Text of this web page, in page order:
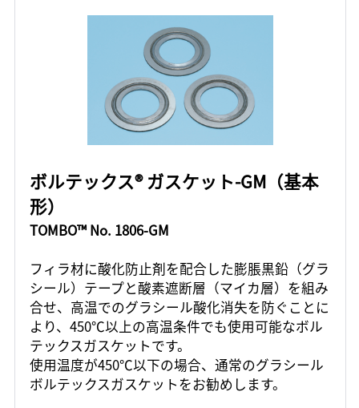
ボルテックス® ガスケット-GM（基本
形）
TOMBO™ No. 1806-GM
フィラ材に酸化防止剤を配合した膨脹黒鉛（グラ
シール）テープと酸素遮断層（マイカ層）を組み
合せ、高温でのグラシール酸化消失を防ぐことに
より、450℃以上の高温条件でも使用可能なボル
テックスガスケットです。
使用温度が450℃以下の場合、通常のグラシール
ボルテックスガスケットをお勧めします。